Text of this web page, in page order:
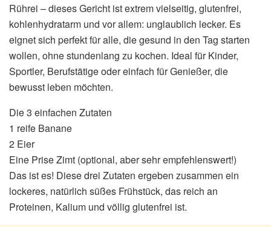
Rührei – dieses Gericht ist extrem vielseitig, glutenfrei,
kohlenhydratarm und vor allem: unglaublich lecker. Es
eignet sich perfekt für alle, die gesund in den Tag starten
wollen, ohne stundenlang zu kochen. Ideal für Kinder,
Sportler, Berufstätige oder einfach für Genießer, die
bewusst leben möchten.
Die 3 einfachen Zutaten
1 reife Banane
2 Eier
Eine Prise Zimt (optional, aber sehr empfehlenswert!)
Das ist es! Diese drei Zutaten ergeben zusammen ein
lockeres, natürlich süßes Frühstück, das reich an
Proteinen, Kalium und völlig glutenfrei ist.